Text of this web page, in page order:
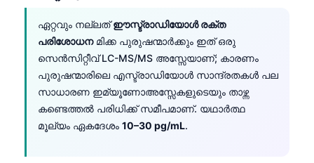
ഏറ്റവും നല്ലത്ഈസ്ട്രാഡിയോൾ രക്ത
പരിശോധനമിക്ക പുരുഷന്മാർക്കും ഇത് ഒരു
സെൻസിറ്റീവ് LC-MS/MS അസ്സേയാണ്; കാരണം
പുരുഷന്മാരിലെ എസ്ട്രാഡിയോൾ സാന്ദ്രതകൾ പല
സാധാരണ ഇമ്യൂണോഅസ്സേകളുടെയും താഴ്ന്ന
കണ്ടെത്തൽ പരിധിക്ക് സമീപമാണ്. യഥാർത്ഥ
മൂല്യം ഏകദേശം 10–30 pg/mL.